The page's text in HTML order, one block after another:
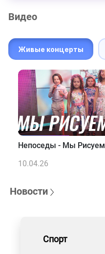
Видео
Живые концерты
Непоседы - Мы Рисуем
10.04.26
Новости
Спорт